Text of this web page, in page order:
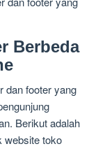
Berbeda
dan footer yang
Berikut adalah
website toko